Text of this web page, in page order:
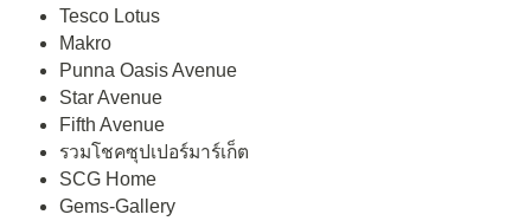
Tesco Lotus
Makro
Punna Oasis Avenue
Star Avenue
Fifth Avenue
รวมโชคซุปเปอร์มาร์เก็ต
SCG Home
Gems-Gallery